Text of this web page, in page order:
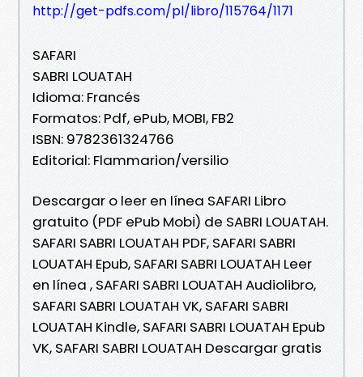
http://get-pdfs.com/pl/libro/115764/1171
SAFARI
SABRI LOUATAH
Idioma: Francés
Formatos: Pdf, ePub, MOBI, FB2
ISBN: 9782361324766
Editorial: Flammarion/versilio
Descargar o leer en línea SAFARI Libro
gratuito (PDF ePub Mobi) de SABRI LOUATAH.
SAFARI SABRI LOUATAH PDF, SAFARI SABRI
LOUATAH Epub, SAFARI SABRI LOUATAH Leer
en línea , SAFARI SABRI LOUATAH Audiolibro,
SAFARI SABRI LOUATAH VK, SAFARI SABRI
LOUATAH Kindle, SAFARI SABRI LOUATAH Epub
VK, SAFARI SABRI LOUATAH Descargar gratis